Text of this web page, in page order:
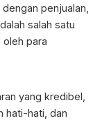
penjualan,
salah satu
para
yang kredibel,
hati-hati, dan